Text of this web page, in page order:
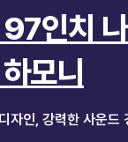
인치
모니
자인, 강력한 사운드